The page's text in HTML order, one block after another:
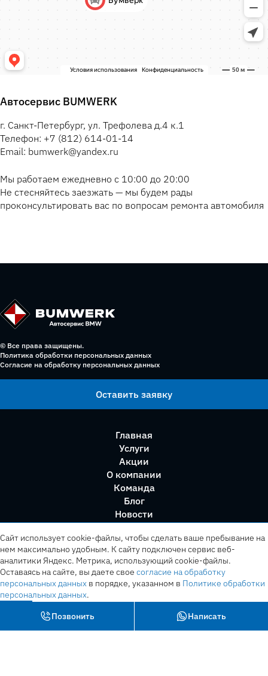
Автосервис BUMWERK
г. Санкт-Петербург, ул. Трефолева д.4 к.1
Телефон: +7 (812) 614-01-14
Email: bumwerk@yandex.ru
Мы работаем ежедневно с 10:00 до 20:00
Не стесняйтесь заезжать — мы будем рады
проконсультировать вас по вопросам ремонта автомобиля
© Все права защищены.
Политика обработки персональных данных
Согласие на обработку персональных данных
Оставить заявку
Главная
Услуги
Акции
О компании
Команда
Блог
Новости
Позвонить Написать
Сайт использует cookie-файлы, чтобы сделать ваше пребывание на
нем максимально удобным. К cайту подключен сервис веб-
аналитики Яндекс. Метрика, использующий cookie-файлы.
Оставаясь на сайте, вы даете свое согласие на обработку
персональных данных в порядке, указанном в Политике обработки
персональных данных.